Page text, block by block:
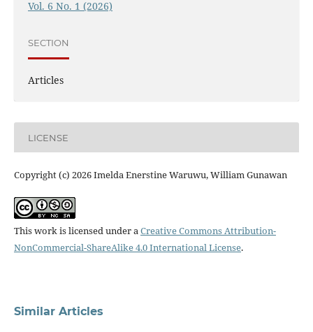
Vol. 6 No. 1 (2026)
SECTION
Articles
LICENSE
Copyright (c) 2026 Imelda Enerstine Waruwu, William Gunawan
This work is licensed under aCreative Commons Attribution-
NonCommercial-ShareAlike 4.0 International License.
Similar Articles